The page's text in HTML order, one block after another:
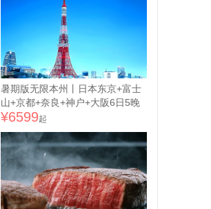
年庭院会席料理+黑毛和牛烤肉放
题+温泉酒店百汇自助餐等多顿特
色餐丨15人小团丨大阪及东京玩法
三选一 自由活动或乐园接送或免
费日游丨芦之湖游船+大涌谷缆车
+富士急乐园丨升级东方航空 往返
23kg 2件行李额 支持全国联运
暑期版无限本州丨日本东京+富士
山+京都+奈良+神户+大阪6日5晚
跟团游 | 美食之旅 ● 纯玩·东京进
大阪或名古屋出丨升级一晚网评五
钻+一晚日式温泉丨全程含8顿正餐
包含网红蟹道乐料理+京都汤豆腐
等丨京都避暑岚山深度游+艺伎回
忆录千本鸟居丨升级东方航空或中
国国航 享往返23kg 2件行李额 支
¥6599起